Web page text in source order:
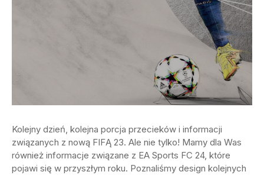
Kolejny dzień, kolejna porcja przecieków i informacji
związanych z nową FIFĄ 23. Ale nie tylko! Mamy dla Was
również informacje związane z EA Sports FC 24, które
pojawi się w przyszłym roku. Poznaliśmy design kolejnych